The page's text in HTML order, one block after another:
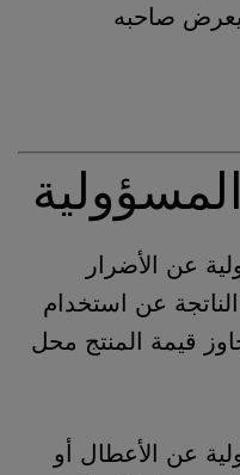
يعرض صاحبه
عن الأضرار
عن استخدام
قيمة المنتج محل
عن الأعطال أو